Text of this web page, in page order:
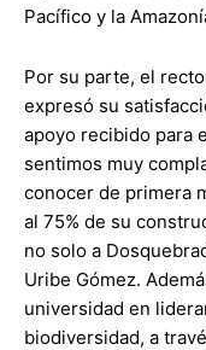
Pacífico y la
Por su parte, el
expresó su
apoyo recibido para
sentimos muy
conocer de primera
al 75% de su
no solo a
Uribe Gómez.
universidad en
biodiversidad, a